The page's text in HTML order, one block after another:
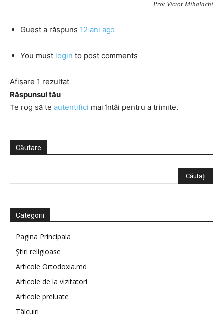
Prot.Victor Mihalachi
Guest a răspuns 12 ani ago
You must login to post comments
Afișare 1 rezultat
Răspunsul tău
Te rog să te autentifici mai întâi pentru a trimite.
Căutare
Categorii
Pagina Principala
Știri religioase
Articole Ortodoxia.md
Articole de la vizitatori
Articole preluate
Tâlcuiri